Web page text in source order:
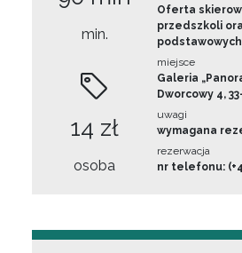
min.
14 zł
osoba
Oferta
przedszkoli
miejsce
Galeria
Dworcowy 4,
uwagi
wymagana
rezerwacja
nr telefonu: